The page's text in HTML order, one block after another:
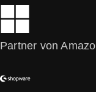
Partner von